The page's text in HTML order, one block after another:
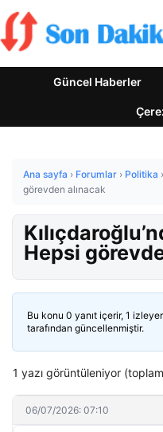
Güncel Haberler
Ana sayfa › Forumlar › Politika ›
görevden alınacak
Hepsi
Bu konu 0 yanıt içerir, 1
tarafından güncellenmiştir.
1 yazı görüntüleniyor
06/07/2026: 07:10